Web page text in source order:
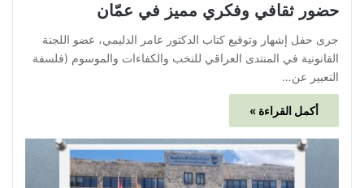
حضور ثقافي وفكري مميز في عمّان
جرى حفل إشهار وتوقيع كتاب الدكتور عامر الدليمي، عضو اللجنة
القانونية في المنتدى العراقي للنخب والكفاءات والموسوم (فلسفة
التعبير عن…
أكمل القراءة »